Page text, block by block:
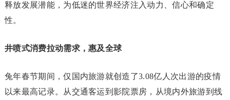
释放发展潜能，为低迷的世界经济注入动力、信心和确定
性。
井喷式消费拉动需求，惠及全球
兔年春节期间，仅国内旅游就创造了3.08亿人次出游的疫情
以来最高记录。从交通客运到影院票房，从境内外旅游到线